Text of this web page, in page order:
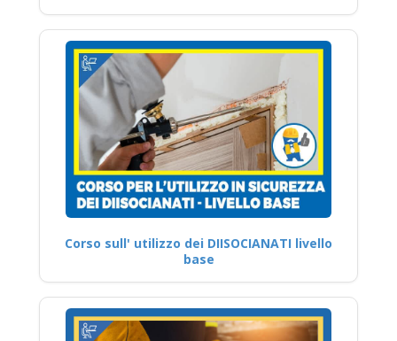
Corso sull' utilizzo dei DIISOCIANATI livello
base